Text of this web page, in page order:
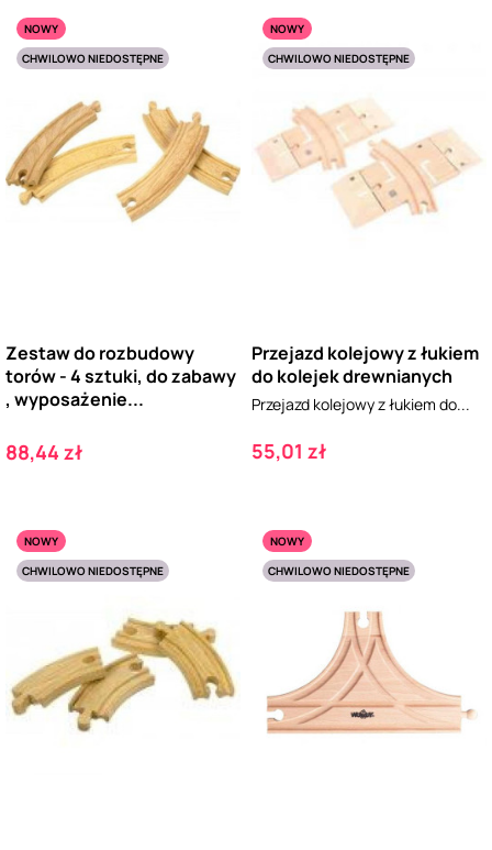
NOWY
CHWILOWO NIEDOSTĘPNE
Zestaw do rozbudowy
torów - 4 sztuki, do zabawy
, wyposażenie...
Cena
88,44 zł
NOWY
CHWILOWO NIEDOSTĘPNE
Przejazd kolejowy z łukiem
do kolejek drewnianych
Przejazd kolejowy z łukiem do...
Cena
55,01 zł
NOWY
CHWILOWO NIEDOSTĘPNE
NOWY
CHWILOWO NIEDOSTĘPNE